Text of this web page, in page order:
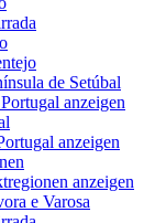
de Setúbal
anzeigen
anzeigen
anzeigen
e Varosa